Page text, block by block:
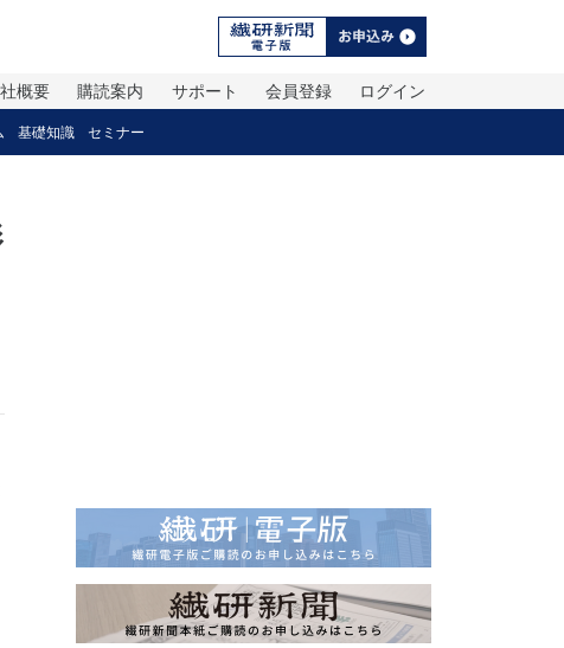
ログイン
会員登録
サポート
購読案内
概要
基礎知識 セミナー